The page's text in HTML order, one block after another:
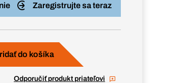
Zaregistrujte sa teraz
do košíka
Odporučiť produkt priateľovi